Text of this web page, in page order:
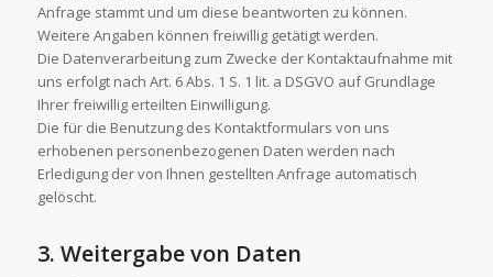
Anfrage stammt und um diese beantworten zu können.
Weitere Angaben können freiwillig getätigt werden.
Die Datenverarbeitung zum Zwecke der Kontaktaufnahme mit
uns erfolgt nach Art. 6 Abs. 1 S. 1 lit. a DSGVO auf Grundlage
Ihrer freiwillig erteilten Einwilligung.
Die für die Benutzung des Kontaktformulars von uns
erhobenen personenbezogenen Daten werden nach
Erledigung der von Ihnen gestellten Anfrage automatisch
gelöscht.
3. Weitergabe von Daten